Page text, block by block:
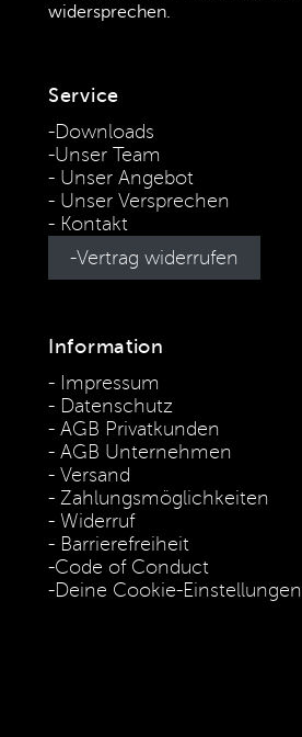
widersprechen.
Service
Downloads
Unser Team
Unser Angebot
Unser Versprechen
Kontakt
Vertrag widerrufen
Information
Impressum
Datenschutz
AGB Privatkunden
AGB Unternehmen
Versand
Zahlungsmöglichkeiten
Widerruf
Barrierefreiheit
Code of Conduct
Deine Cookie-Einstellungen